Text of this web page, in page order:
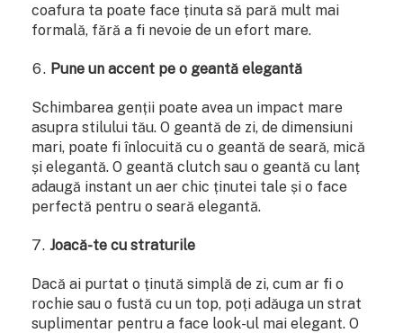
coafura ta poate face ținuta să pară mult mai
formală, fără a fi nevoie de un efort mare.
Pune un accent pe o geantă elegantă
Schimbarea genții poate avea un impact mare
asupra stilului tău. O geantă de zi, de dimensiuni
mari, poate fi înlocuită cu o geantă de seară, mică
și elegantă. O geantă clutch sau o geantă cu lanț
adaugă instant un aer chic ținutei tale și o face
perfectă pentru o seară elegantă.
Joacă-te cu straturile
Dacă ai purtat o ținută simplă de zi, cum ar fi o
rochie sau o fustă cu un top, poți adăuga un strat
suplimentar pentru a face look-ul mai elegant. O